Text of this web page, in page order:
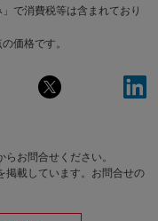
で消費税等は含まれており
価格です。
らお問合せください。
掲載しています。お問合せの